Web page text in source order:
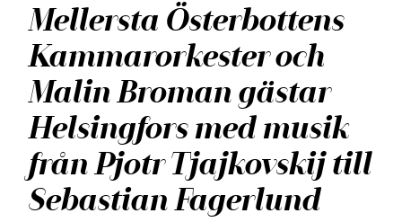
Mellersta Österbottens
Kammarorkester och
Malin Broman gästar
Helsingfors med musik
från Pjotr Tjajkovskij till
Sebastian Fagerlund